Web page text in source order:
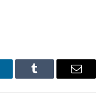
Tumblr Email